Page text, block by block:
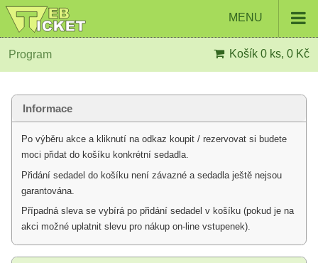
MENU
Program Košík 0 ks, 0 Kč
Informace
Po výběru akce a kliknutí na odkaz koupit / rezervovat si budete
moci přidat do košíku konkrétní sedadla.
Přidání sedadel do košíku není závazné a sedadla ještě nejsou
garantována.
Případná sleva se vybírá po přidání sedadel v košíku (pokud je na
akci možné uplatnit slevu pro nákup on-line vstupenek).